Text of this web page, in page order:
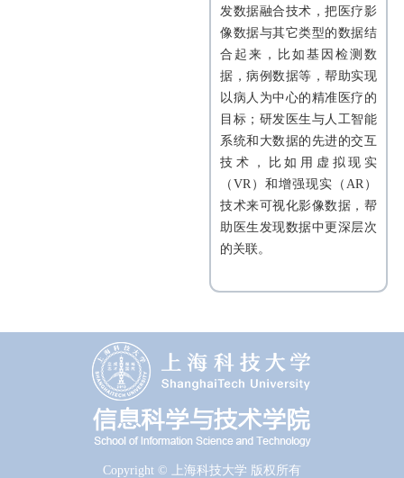
发数据融合技术，把医疗影
像数据与其它类型的数据结
合起来，比如基因检测数
据，病例数据等，帮助实现
以病人为中心的精准医疗的
目标；研发医生与人工智能
系统和大数据的先进的交互
技术，比如用虚拟现实
（VR）和增强现实（AR）
技术来可视化影像数据，帮
助医生发现数据中更深层次
的关联。
Copyright © 上海科技大学 版权所有